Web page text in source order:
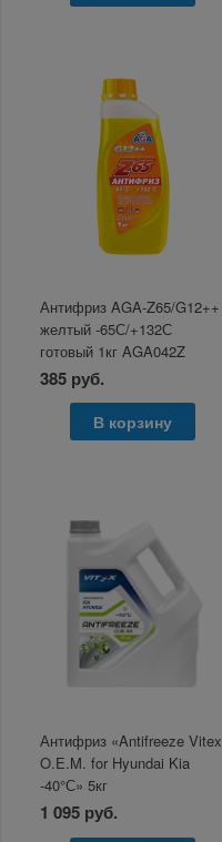
Антифриз AGA-Z65/G12++
желтый -65С/+132С
готовый 1кг AGA042Z
385 руб.
В корзину
Антифриз «Antifreeze Vitex
O.E.M. for Hyundai Kia
-40°С» 5кг
1 095 руб.